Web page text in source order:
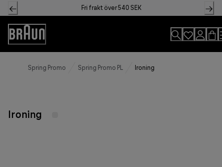
Skip
to
Content
Fri frakt över 540 SEK
Accessibility
Statement
Spring Promo Spring Promo PL Ironing
Ironing